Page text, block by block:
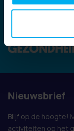
Ook
Nieuwsbrief
Blijf op de hoogte!
activiteiten op het